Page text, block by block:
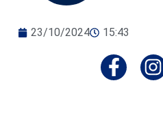
23/10/2024 15:43